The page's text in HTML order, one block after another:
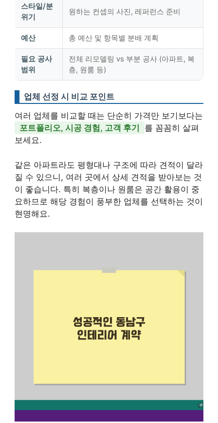
스타일/분
위기
원하는 컨셉의 사진, 레퍼런스 준비
예산 총 예산 및 항목별 분배 계획
필요 공사
범위
전체 리모델링 vs 부분 공사 (아파트, 복
층, 원룸 등)
업체 선정 시 비교 포인트
여러 업체를 비교할 때는 단순히 가격만 보기보다는
포트폴리오, 시공 경험, 고객 후기
를 꼼꼼히 살펴
보세요.
같은 아파트라도 평형대나 구조에 따라 견적이 달라
질 수 있으니, 여러 곳에서 상세 견적을 받아보는 것
이 좋습니다. 특히 복층이나 원룸은 공간 활용이 중
요하므로 해당 경험이 풍부한 업체를 선택하는 것이
현명해요.